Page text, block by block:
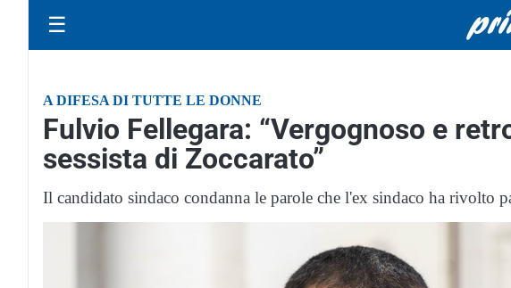
☰
A DIFESA DI TUTTE LE DONNE
Fulvio Fellegara: “Vergognoso e
sessista di Zoccarato”
Il candidato sindaco condanna le parole che l'ex sindaco ha rivolto